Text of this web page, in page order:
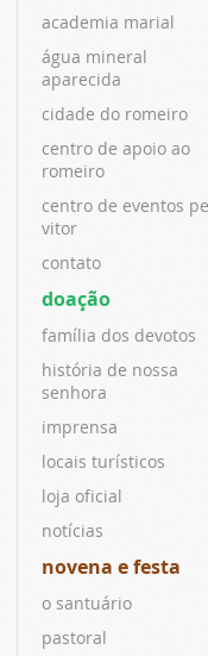
academia marial
água mineral
aparecida
cidade do romeiro
centro de apoio ao
romeiro
centro de eventos
vitor
contato
doação
família dos devotos
história de nossa
senhora
imprensa
locais turísticos
loja oficial
notícias
novena e festa
o santuário
pastoral